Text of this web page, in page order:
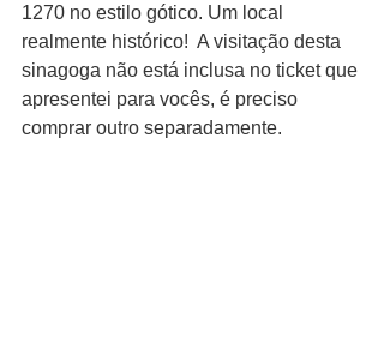
1270 no estilo gótico. Um local
realmente histórico!  A visitação desta
sinagoga não está inclusa no ticket que
apresentei para vocês, é preciso
comprar outro separadamente.